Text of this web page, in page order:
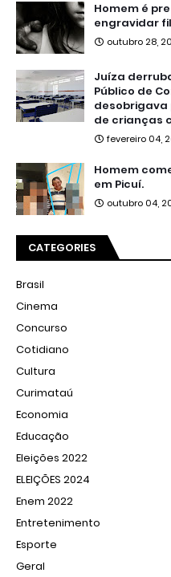
Homem é
engravidar
outubro 28,
Juíza
Público de
desobrigava
de crianças
fevereiro 04,
Homem
em Picuí.
outubro 04,
CATEGORIES
Brasil
Cinema
Concurso
Cotidiano
Cultura
Curimataú
Economia
Educação
Eleições 2022
ELEIÇÕES 2024
Enem 2022
Entretenimento
Esporte
Geral